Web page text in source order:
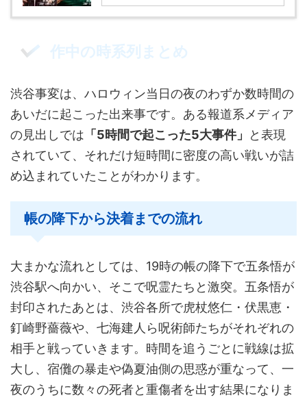
作中の時系列まとめ
渋谷事変は、ハロウィン当日の夜のわずか数時間の
あいだに起こった出来事です。ある報道系メディア
の見出しでは 「5時間で起こった5大事件」
と表現
されていて、それだけ短時間に密度の高い戦いが詰
め込まれていたことがわかります。
帳の降下から決着までの流れ
大まかな流れとしては、19時の帳の降下で五条悟が
渋谷駅へ向かい、そこで呪霊たちと激突。五条悟が
封印されたあとは、渋谷各所で虎杖悠仁・伏黒恵・
釘崎野薔薇や、七海建人ら呪術師たちがそれぞれの
相手と戦っていきます。時間を追うごとに戦線は拡
大し、宿儺の暴走や偽夏油側の思惑が重なって、一
夜のうちに数々の死者と重傷者を出す結果になりま